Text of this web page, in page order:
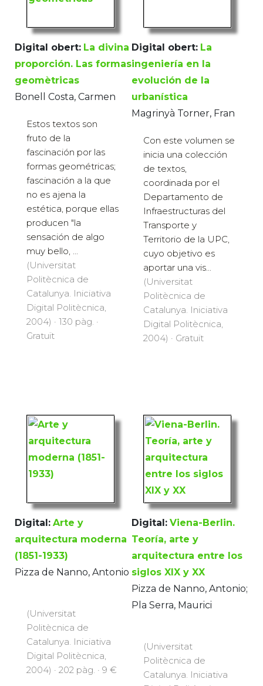
Digital obert: La divina
proporción. Las formas
geomètricas
Bonell Costa, Carmen
Estos textos son
fruto de la
fascinación por las
formas geométricas;
fascinación a la que
no es ajena la
estética, porque ellas
producen "la
sensación de algo
muy bello, ...
(Universitat
Politècnica de
Catalunya. Iniciativa
Digital Politècnica,
2004) · 130 pàg. ·
Gratuït
Digital obert: La
ingeniería en la
evolución de la
urbanística
Magrinyà Torner, Fran
Con este volumen se
inicia una colección
de textos,
coordinada por el
Departamento de
Infraestructuras del
Transporte y
Territorio de la UPC,
cuyo objetivo es
aportar una vis...
(Universitat
Politècnica de
Catalunya. Iniciativa
Digital Politècnica,
2004) · Gratuït
Digital: Arte y
arquitectura moderna
(1851-1933)
Pizza de Nanno, Antonio
(Universitat
Politècnica de
Catalunya. Iniciativa
Digital Politècnica,
2004) · 202 pàg. · 9 €
Digital: Viena-Berlin.
Teoría, arte y
arquitectura entre los
siglos XIX y XX
Pizza de Nanno, Antonio;
Pla Serra, Maurici
(Universitat
Politècnica de
Catalunya. Iniciativa